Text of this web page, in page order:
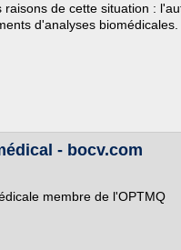
de cette situation :
d'analyses biomédicales.
- bocv.com
membre de l'OPTMQ